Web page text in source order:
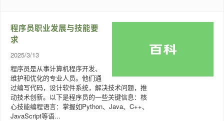
程序员职业发展与技能要
求
2025/3/13
程序员是从事计算机程序开发、
维护和优化的专业人员。他们通
过编写代码，设计软件系统，解决技术问题，推
动技术创新。以下是程序员的一些关键信息：核
心技能编程语言：掌握如Python、Java、C++、
JavaScript等语...